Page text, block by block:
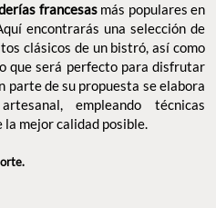
francesasmás populares en
encontrarás una selección de
clásicos de un bistró, así como
que será perfecto para disfrutar
parte de su propuesta se elabora
empleando técnicas
mejor calidad posible.